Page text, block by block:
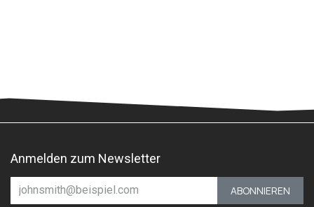
Anmelden zum Newsletter
ABONNIEREN